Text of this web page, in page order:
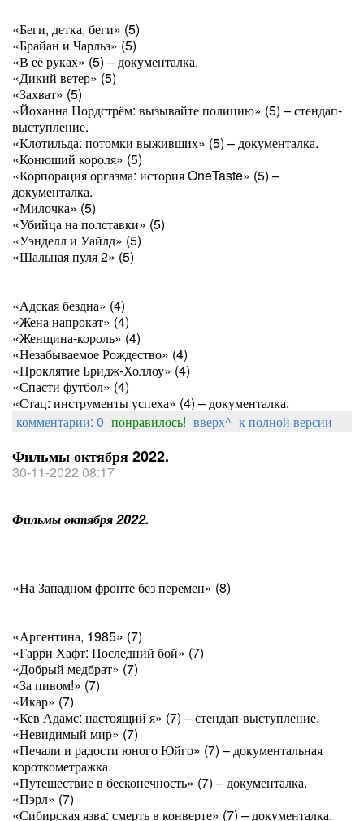
«Беги, детка, беги» (5)
«Брайан и Чарльз» (5)
«В её руках» (5) – документалка.
«Дикий ветер» (5)
«Захват» (5)
«Йоханна Нордстрём: вызывайте полицию» (5) – стендап-
выступление.
«Клотильда: потомки выживших» (5) – документалка.
«Конюший короля» (5)
«Корпорация оргазма: история OneTaste» (5) –
документалка.
«Милочка» (5)
«Убийца на полставки» (5)
«Уэнделл и Уайлд» (5)
«Шальная пуля 2» (5)
«Адская бездна» (4)
«Жена напрокат» (4)
«Женщина-король» (4)
«Незабываемое Рождество» (4)
«Проклятие Бридж-Холлоу» (4)
«Спасти футбол» (4)
«Стац: инструменты успеха» (4) – документалка.
комментарии: 0 понравилось! вверх^ к полной версии
Фильмы октября 2022.
30-11-2022 08:17
Фильмы октября 2022.
«На Западном фронте без перемен» (8)
«Аргентина, 1985» (7)
«Гарри Хафт: Последний бой» (7)
«Добрый медбрат» (7)
«За пивом!» (7)
«Икар» (7)
«Кев Адамс: настоящий я» (7) – стендап-выступление.
«Невидимый мир» (7)
«Печали и радости юного Юйго» (7) – документальная
короткометражка.
«Путешествие в бесконечность» (7) – документалка.
«Пэрл» (7)
«Сибирская язва: смерть в конверте» (7) – документалка.